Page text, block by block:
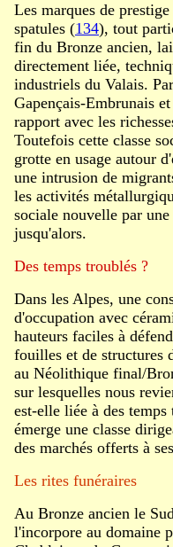
Les marques de
spatules (134), tout
fin du Bronze ancien,
directement liée,
industriels du Valais.
Gapençais-Embrunais
rapport avec les
Toutefois cette classe
grotte en usage autour
une intrusion de
les activités
sociale nouvelle par
jusqu'alors.
Des temps troublés ?
Dans les Alpes, une
d'occupation avec
hauteurs faciles à
fouilles et de structures
au Néolithique final/
sur lesquelles nous
est-elle liée à des
émerge une classe
des marchés offerts à
Les rites funéraires
Au Bronze ancien le
l'incorpore au domaine